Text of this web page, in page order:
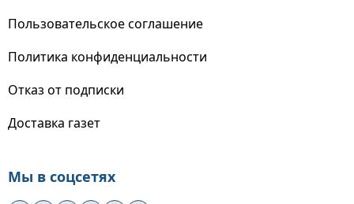
Пользовательское соглашение
Политика конфиденциальности
Отказ от подписки
Доставка газет
Мы в соцсетях